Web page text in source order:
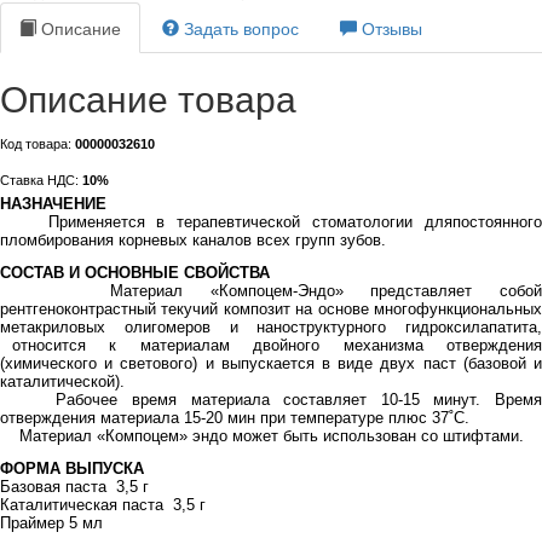
Описание
Задать вопрос Отзывы
Описание товара
Код товара: 00000032610
Ставка НДС: 10%
НАЗНАЧЕНИЕ
Применяется в терапевтической стоматологии дляпостоянного
пломбирования корневых каналов всех групп зубов.
СОСТАВ И ОСНОВНЫЕ СВОЙСТВА
Материал «Компоцем-Эндо» представляет собой
рентгеноконтрастный текучий композит на основе многофункциональных
метакриловых олигомеров и наноструктурного гидроксилапатита,
относится к материалам двойного механизма отверждения
(химического и светового) и выпускается в виде двух паст (базовой и
каталитической).
Рабочее время материала составляет 10-15 минут. Время
отверждения материала 15-20 мин при температуре плюс 37˚С.
Материал «Компоцем» эндо может быть использован со штифтами.
ФОРМА ВЫПУСКА
Базовая паста 3,5 г
Каталитическая паста 3,5 г
Праймер 5 мл